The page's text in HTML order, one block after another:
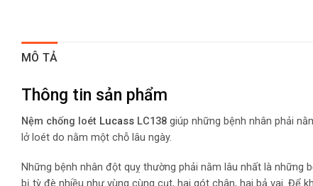
MÔ TẢ
Thông tin sản phẩm
Nệm chống loét Lucass LC138 giúp những bệnh nhân phải
lở loét do nằm một chỗ lâu ngày.
Những bệnh nhân đột quỵ thường phải nằm lâu nhất là